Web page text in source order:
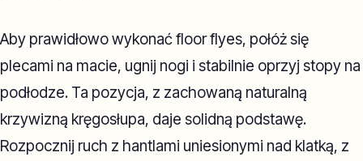
Aby prawidłowo wykonać floor flyes, połóż się
plecami na macie, ugnij nogi i stabilnie oprzyj stopy na
podłodze. Ta pozycja, z zachowaną naturalną
krzywizną kręgosłupa, daje solidną podstawę.
Rozpocznij ruch z hantlami uniesionymi nad klatką, z